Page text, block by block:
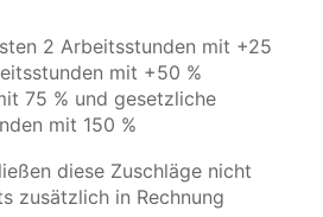
2 Arbeitsstunden mit +25
mit +50 %
75 % und gesetzliche
mit 150 %
diese Zuschläge nicht
zusätzlich in Rechnung